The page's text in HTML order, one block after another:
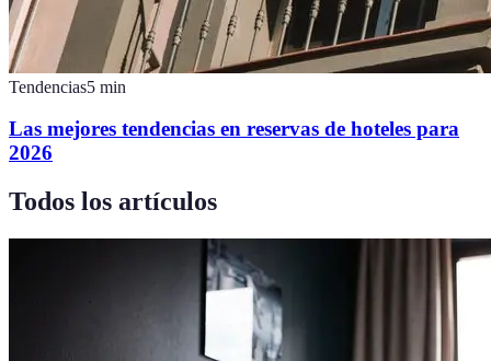
Tendencias5 min
Las mejores tendencias en reservas de hoteles para
2026
Todos los artículos